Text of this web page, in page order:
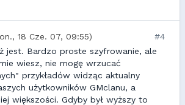
18 Cze. 07, 09:55)
#4
jest. Bardzo proste szyfrowanie, ale
wiesz, nie mogę wrzucać
przykładów widząc aktualny
użytkowników GMclanu, a
większości. Gdyby był wyższy to